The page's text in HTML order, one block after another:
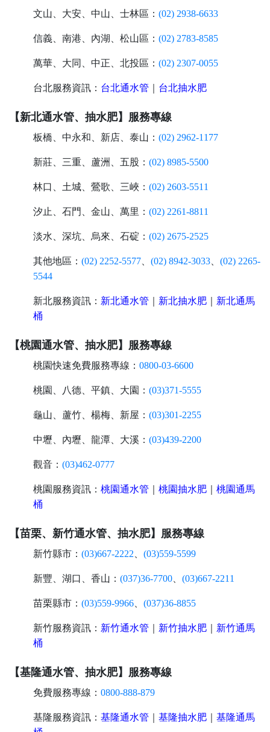
文山、大安、中山、士林區： (02) 2938-6633
信義、南港、內湖、松山區： (02) 2783-8585
萬華、大同、中正、北投區： (02) 2307-0055
台北服務資訊： 台北通水管 台北抽水肥
【新北通水管、抽水肥】服務專線
板橋、中永和、新店、泰山： (02) 2962-1177
新莊、三重、蘆洲、五股： (02) 8985-5500
林口、土城、鶯歌、三峽： (02) 2603-5511
汐止、石門、金山、萬里： (02) 2261-8811
淡水、深坑、烏來、石碇： (02) 2675-2525
其他地區： (02) 2252-5577 (02) 8942-3033
(02) 2265-
5544
新北服務資訊： 新北通水管 新北抽水肥
新北通馬
桶
【桃園通水管、抽水肥】服務專線
桃園快速免費服務專線： 0800-03-6600
桃園、八德、平鎮、大園： (03)371-5555
龜山、蘆竹、楊梅、新屋： (03)301-2255
中壢、內壢、龍潭、大溪： (03)439-2200
觀音： (03)462-0777
桃園服務資訊： 桃園通水管 桃園抽水肥
桃園通馬
桶
【苗栗、新竹通水管、抽水肥】服務專線
新竹縣市： (03)667-2222 (03)559-5599
新豐、湖口、香山： (037)36-7700 (03)667-2211
苗栗縣市： (03)559-9966 (037)36-8855
新竹服務資訊： 新竹通水管 新竹抽水肥
新竹通馬
桶
【基隆通水管、抽水肥】服務專線
免費服務專線： 0800-888-879
基隆服務資訊： 基隆通水管 基隆抽水肥
基隆通馬